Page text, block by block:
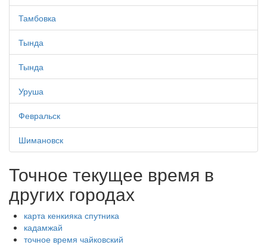
Тамбовка
Тында
Тында
Уруша
Февральск
Шимановск
Точное текущее время в
других городах
карта кенкияка спутника
кадамжай
точное время чайковский